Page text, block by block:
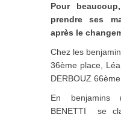
Pour
prendre ses
après le
Chez les
36ème place,
DERBOUZ 66ème.
En benjamins
BENETTI se